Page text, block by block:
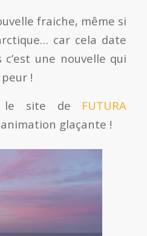
fraiche, même si
car cela date
une nouvelle qui
!
le site de FUTURA
glaçante !